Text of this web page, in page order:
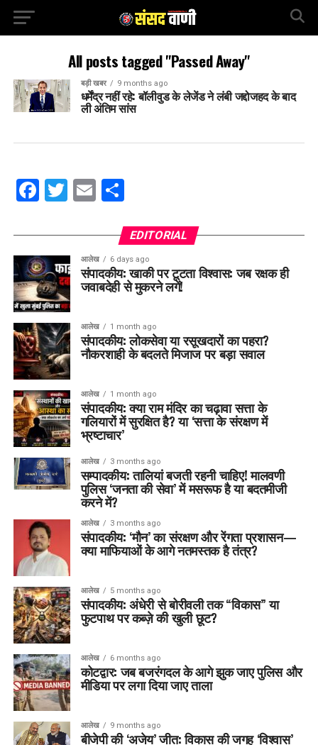
All posts tagged "Passed Away"
बड़ी खबर 9 months ago
धर्मेंद्र नहीं रहे: बॉलीवुड के लेजेंड ने लंबी जद्दोजहद के बाद
ली अंतिम सांस
Facebook
Twitter
EmailShare
EDITORIAL
आलेख 6 days ago
संपादकीय: खाकी पर टूटता विश्वास: जब रक्षक ही
जवाबदेही से मुकरने लगें!
आलेख 1 month ago
संपादकीय: लोकसेवा या रसूखदारों का पहरा?
नौकरशाही के बदलते मिजाज पर बड़ा सवाल
आलेख 1 month ago
संपादकीय: क्या राम मंदिर का चढ़ावा सत्ता के
गलियारों में सुरक्षित है? या ‘सत्ता के संरक्षण में
भ्रष्टाचार’
आलेख 3 months ago
सम्पादकीय: तालियां बजती रहनी चाहिए! मालवणी
पुलिस ‘जनता की सेवा’ में मसरूफ है या बदतमीजी
करने में?
आलेख 3 months ago
संपादकीय: ‘मौन’ का संरक्षण और रेंगता प्रशासन—
क्या माफियाओं के आगे नतमस्तक है तंत्र?
आलेख 5 months ago
संपादकीय: अंधेरी से बोरीवली तक “विकास” या
फुटपाथ पर कब्ज़े की खुली छूट?
आलेख 6 months ago
कोटद्वार: जब बजरंगदल के आगे झुक जाए पुलिस और
मीडिया पर लगा दिया जाए ताला
आलेख 9 months ago
बीजेपी की ‘अजेय’ जीत: विकास की जगह ‘विश्वास’